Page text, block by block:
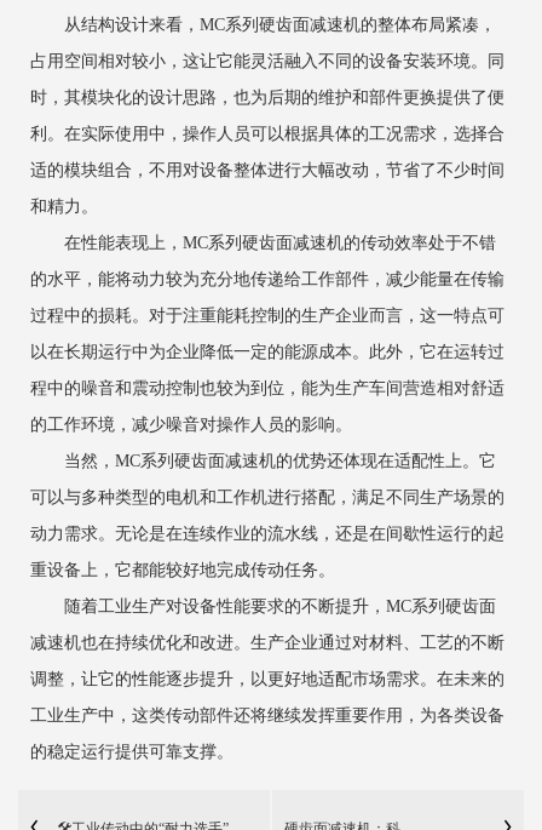
从结构设计来看，MC系列硬齿面减速机的整体布局紧凑，
占用空间相对较小，这让它能灵活融入不同的设备安装环境。同
时，其模块化的设计思路，也为后期的维护和部件更换提供了便
利。在实际使用中，操作人员可以根据具体的工况需求，选择合
适的模块组合，不用对设备整体进行大幅改动，节省了不少时间
和精力。
在性能表现上，MC系列硬齿面减速机的传动效率处于不错
的水平，能将动力较为充分地传递给工作部件，减少能量在传输
过程中的损耗。对于注重能耗控制的生产企业而言，这一特点可
以在长期运行中为企业降低一定的能源成本。此外，它在运转过
程中的噪音和震动控制也较为到位，能为生产车间营造相对舒适
的工作环境，减少噪音对操作人员的影响。
当然，MC系列硬齿面减速机的优势还体现在适配性上。它
可以与多种类型的电机和工作机进行搭配，满足不同生产场景的
动力需求。无论是在连续作业的流水线，还是在间歇性运行的起
重设备上，它都能较好地完成传动任务。
随着工业生产对设备性能要求的不断提升，MC系列硬齿面
减速机也在持续优化和改进。生产企业通过对材料、工艺的不断
调整，让它的性能逐步提升，以更好地适配市场需求。在未来的
工业生产中，这类传动部件还将继续发挥重要作用，为各类设备
的稳定运行提供可靠支撑。